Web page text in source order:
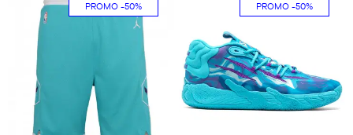
enfant
- 1m25
1m35
M -
enfant
- 1m35
1m50
110cm
5-6
ans
/
110-
116
PROMO-50%
25
PROMO-50%